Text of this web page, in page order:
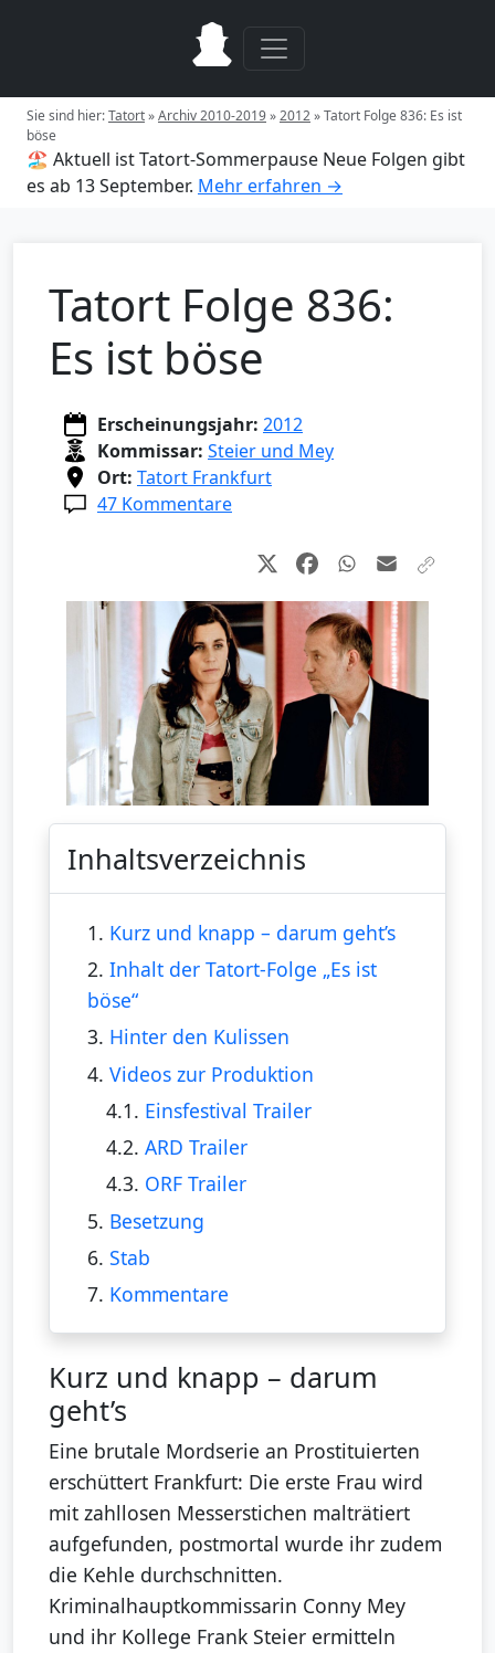
Sie sind hier:Tatort»Archiv 2010-2019»2012»Tatort Folge 836: Es ist
böse
🏖️ Aktuell ist Tatort-Sommerpause Neue Folgen gibt
es ab 13 September. Mehr erfahren →
Tatort Folge 836:
Es ist böse
Erscheinungsjahr: 2012
Kommissar: Steier und Mey
Ort: Tatort Frankfurt
47 Kommentare
Inhaltsverzeichnis
1. Kurz und knapp – darum geht’s
2. Inhalt der Tatort-Folge „Es ist
böse“
3. Hinter den Kulissen
4. Videos zur Produktion
4.1. Einsfestival Trailer
4.2.ARD Trailer
4.3. ORF Trailer
5. Besetzung
6. Stab
7. Kommentare
Kurz und knapp – darum
geht’s
Eine brutale Mordserie an Prostituierten
erschüttert Frankfurt: Die erste Frau wird
mit zahllosen Messerstichen malträtiert
aufgefunden, postmortal wurde ihr zudem
die Kehle durchschnitten.
Kriminalhauptkommissarin Conny Mey
und ihr Kollege Frank Steier ermitteln